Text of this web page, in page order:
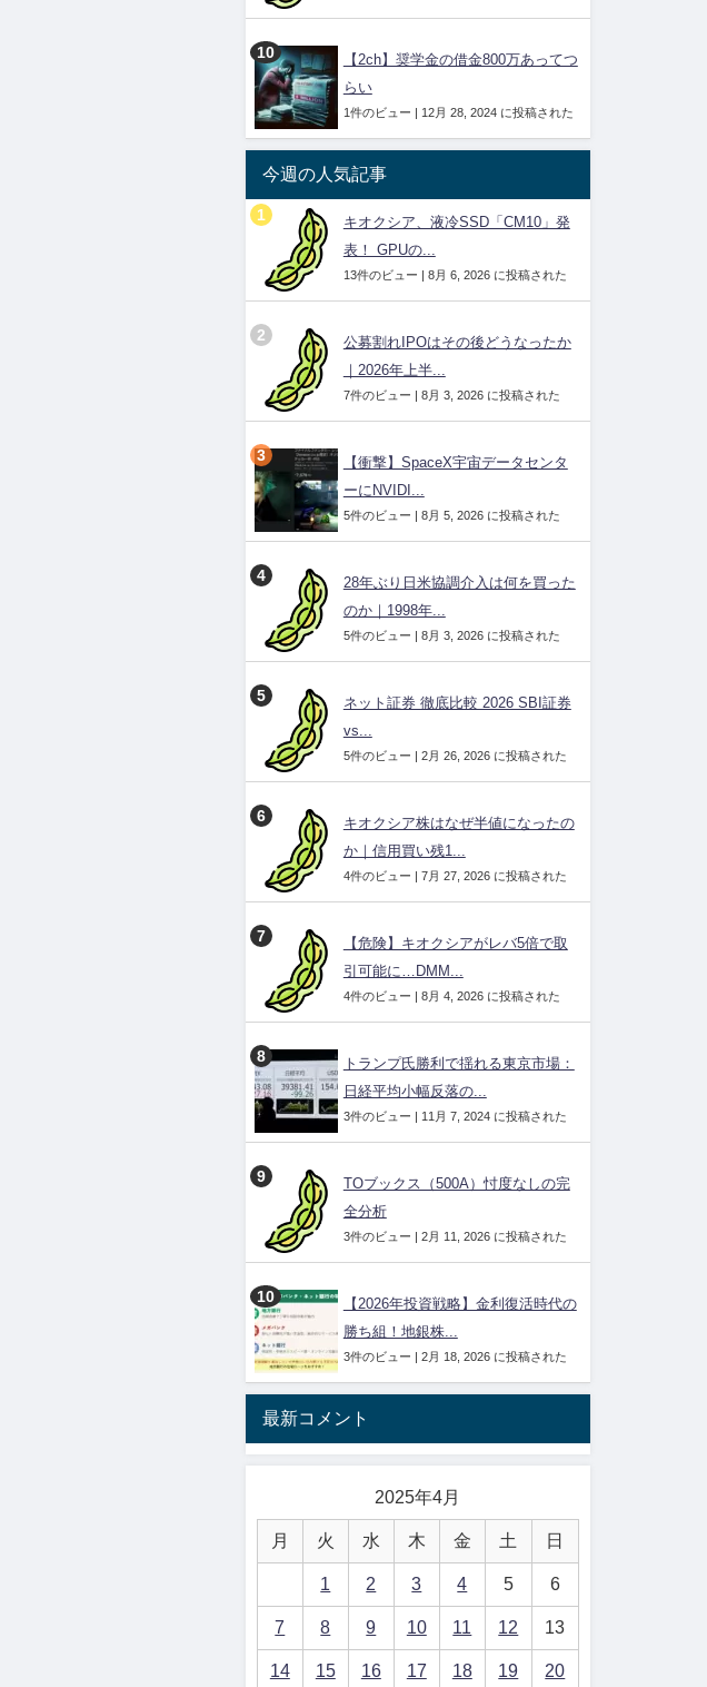
【2ch】奨学金の借金800万あってつ
らい
1件のビュー | 12月 28, 2024 に投稿された
今週の人気記事
キオクシア、液冷SSD「CM10」発
表！ GPUの...
13件のビュー | 8月 6, 2026 に投稿された
公募割れIPOはその後どうなったか
｜2026年上半...
7件のビュー | 8月 3, 2026 に投稿された
【衝撃】SpaceX宇宙データセンタ
ーにNVIDI...
5件のビュー | 8月 5, 2026 に投稿された
28年ぶり日米協調介入は何を買った
のか｜1998年...
5件のビュー | 8月 3, 2026 に投稿された
ネット証券 徹底比較 2026 SBI証券
vs...
5件のビュー | 2月 26, 2026 に投稿された
キオクシア株はなぜ半値になったの
か｜信用買い残1...
4件のビュー | 7月 27, 2026 に投稿された
【危険】キオクシアがレバ5倍で取
引可能に…DMM...
4件のビュー | 8月 4, 2026 に投稿された
トランプ氏勝利で揺れる東京市場：
日経平均小幅反落の...
3件のビュー | 11月 7, 2024 に投稿された
TOブックス（500A）忖度なしの完
全分析
3件のビュー | 2月 11, 2026 に投稿された
【2026年投資戦略】金利復活時代の
勝ち組！地銀株...
3件のビュー | 2月 18, 2026 に投稿された
最新コメント
2025年4月
月 火 水 木 金 土 日
1 2 3 4 5 6
7 8 9 10 11 12 13
14 15 16 17 18 19 20